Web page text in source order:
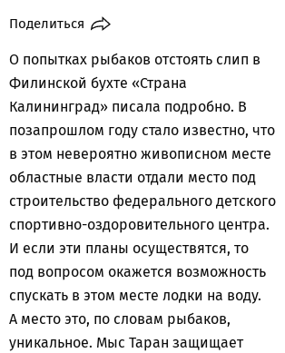
Поделиться
О попытках рыбаков отстоять слип в
Филинской бухте «Страна
Калининград» писала подробно. В
позапрошлом году стало известно, что
в этом невероятно живописном месте
областные власти отдали место под
строительство федерального детского
спортивно-оздоровительного центра.
И если эти планы осуществятся, то
под вопросом окажется возможность
спускать в этом месте лодки на воду.
А место это, по словам рыбаков,
уникальное. Мыс Таран защищает